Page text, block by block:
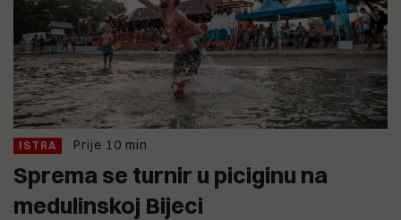
ISTRA Prije 10 min
Sprema se turnir u piciginu na
medulinskoj Bijeci